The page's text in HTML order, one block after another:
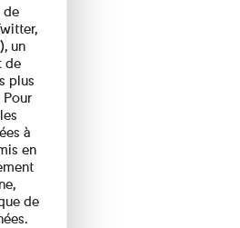
de
un
de
plus
à
en
de